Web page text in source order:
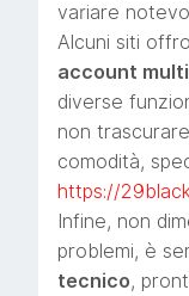
variare
Alcuni siti
account
diverse
non
comodità,
https://
Infine, non
problemi, è
tecnico,